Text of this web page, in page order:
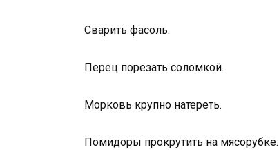
Сварить фасоль.
Перец порезать соломкой.
Морковь крупно натереть.
Помидоры прокрутить на мясорубке.